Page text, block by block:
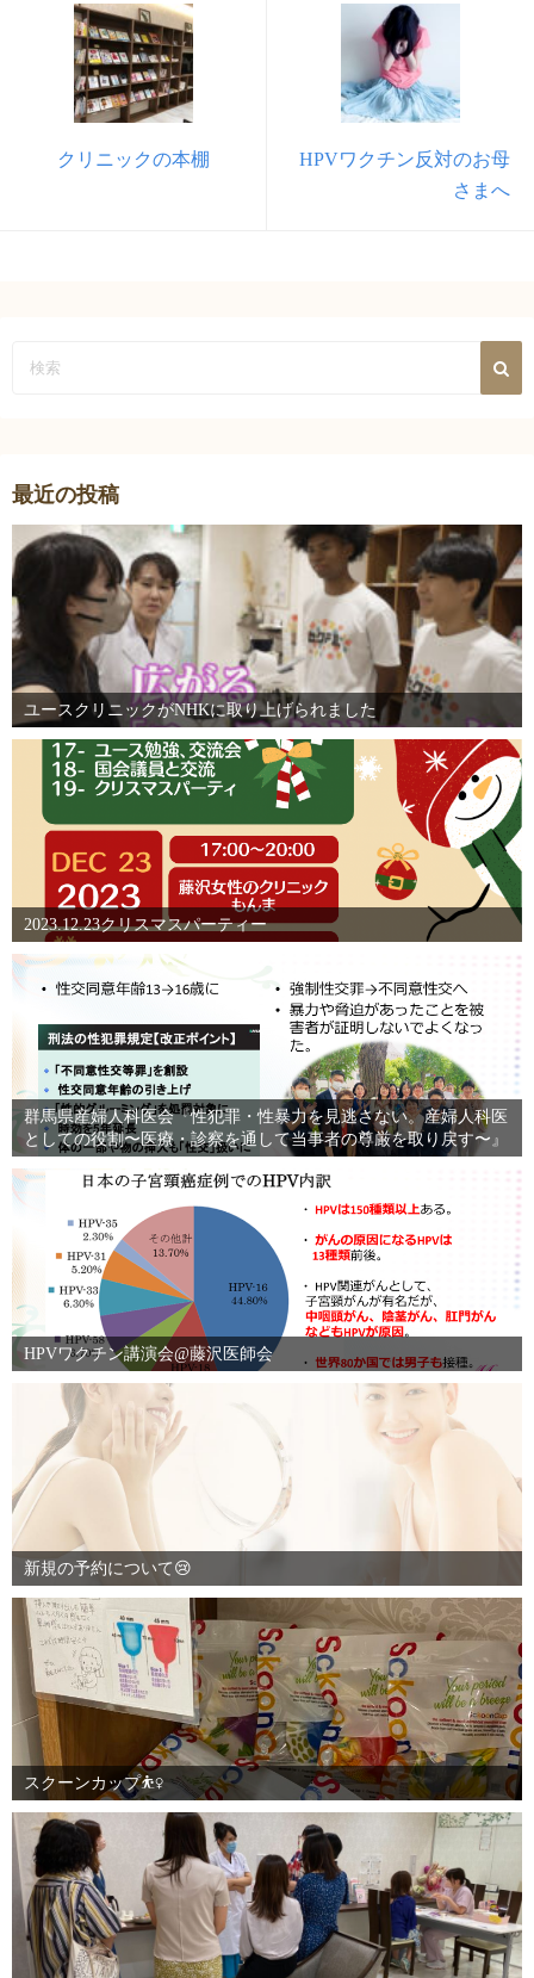
クリニックの本棚
HPVワクチン反対のお母
さまへ
最近の投稿
ユースクリニックがNHKに取り上げられました
2023.12.23クリスマスパーティー
群馬県産婦人科医会『性犯罪・性暴力を見逃さない。産婦人科医
としての役割〜医療・診察を通して当事者の尊厳を取り戻す〜』
HPVワクチン講演会@藤沢医師会
新規の予約について😢
スクーンカップ⛹️‍♀️